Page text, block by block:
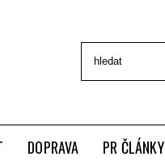
DOPRAVA PR ČLÁNKY